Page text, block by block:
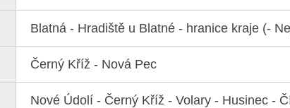
Blatná - Hradiště u Blatné - hranice kraje (-
Černý Kříž - Nová Pec
Nové Údolí - Černý Kříž - Volary - Husinec -